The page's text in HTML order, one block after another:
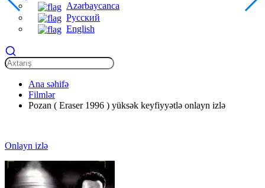
Azərbaycanca
Русский
English
Ana səhifə
Filmlər
Pozan ( Eraser 1996 ) yüksək keyfiyyətlə onlayn izlə
Onlayn izlə